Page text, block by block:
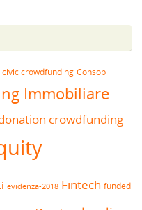
civic crowdfunding Consob
Immobiliare
crowdfunding
evidenza-2018 Fintech funded